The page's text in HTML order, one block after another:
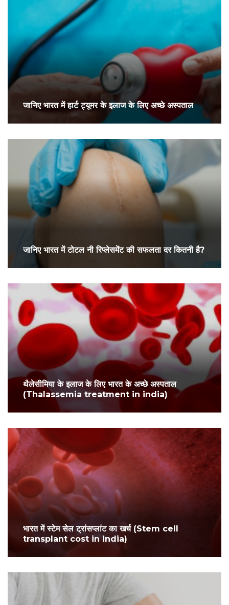
जानिए भारत में हार्ट ट्यूमर के इलाज के लिए अच्छे अस्पताल
जानिए भारत में टोटल नी रिप्लेसमेंट की सफलता दर कितनी है?
थैलेसीमिया के इलाज के लिए भारत के अच्छे अस्पताल
(Thalassemia treatment in india)
भारत में स्टेम सेल ट्रांसप्लांट का खर्च (Stem cell
transplant cost in India)